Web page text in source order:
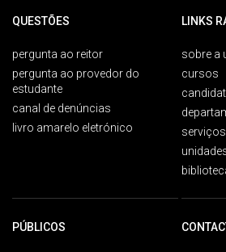
QUESTÕES
pergunta ao reitor
pergunta ao provedor do
estudante
canal de denúncias
livro amarelo eletrónico
LINKS
sobre a
cursos
serviços
PÚBLICOS